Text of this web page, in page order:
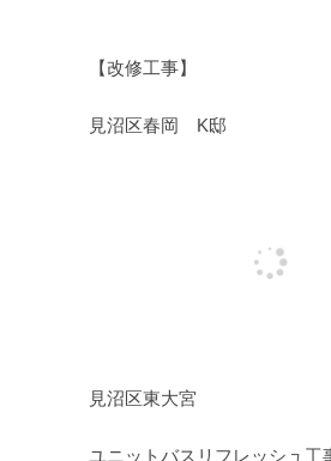
【改修工事】
見沼区春岡 K邸
見沼区東大宮
ユニットバスリフレッシュ工